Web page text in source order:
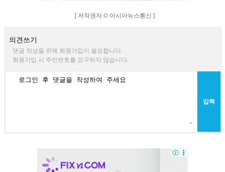
[ 저작권자 © 아시아뉴스통신 ]
의견쓰기
댓글 작성을 위해 회원가입이 필요합니다.
회원가입 시 주민번호를 요구하지 않습니다.
입력